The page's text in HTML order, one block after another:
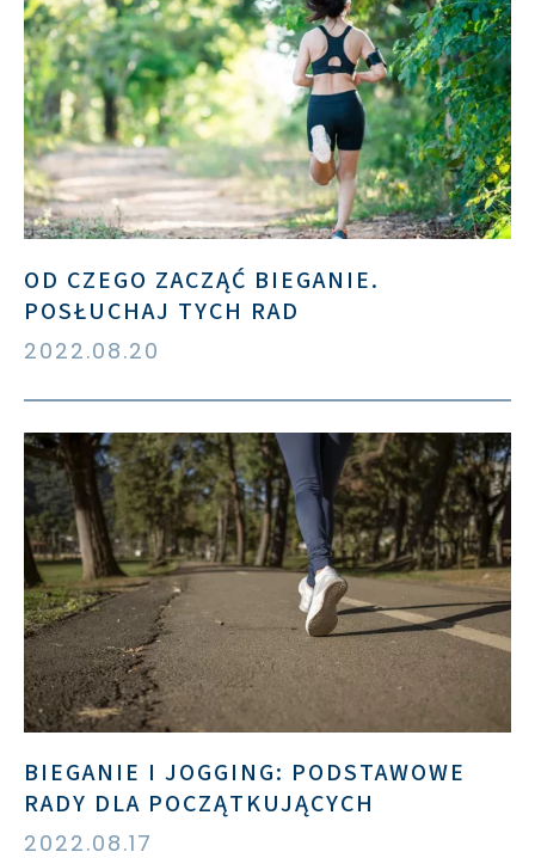
OD CZEGO ZACZĄĆ BIEGANIE.
POSŁUCHAJ TYCH RAD
2022.08.20
BIEGANIE I JOGGING: PODSTAWOWE
RADY DLA POCZĄTKUJĄCYCH
2022.08.17